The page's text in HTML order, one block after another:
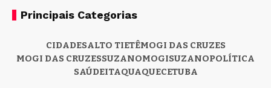
Principais Categorias
CIDADESALTO TIETÊMOGI DAS CRUZES
MOGI DAS CRUZESSUZANOMOGISUZANOPOLÍTICA
SAÚDEITAQUAQUECETUBA